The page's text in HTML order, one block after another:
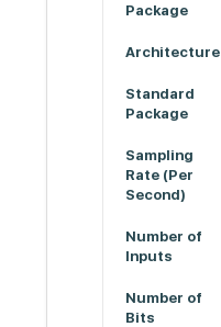
Package
Architecture
Standard
Package
Sampling
Rate (Per
Second)
Number of
Inputs
Number of
Bits